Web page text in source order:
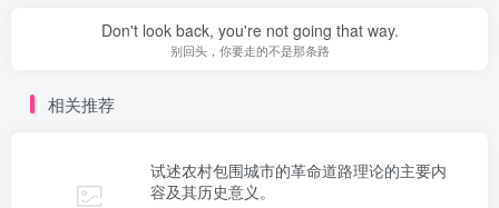
Don't look back, you're not going that way.
别回头，你要走的不是那条路
相关推荐
试述农村包围城市的革命道路理论的主要内
容及其历史意义。